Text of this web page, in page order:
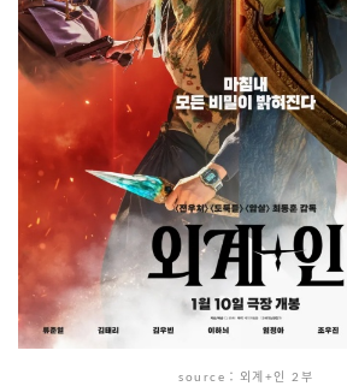
source：외계+인 2부